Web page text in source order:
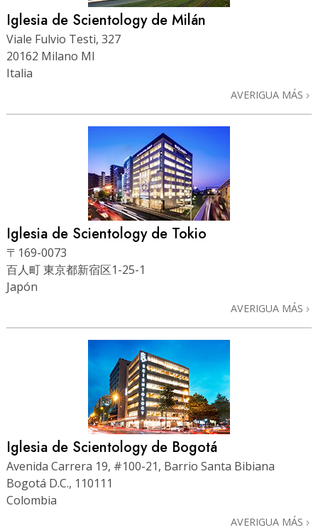
Iglesia de Scientology de Milán
Viale Fulvio Testi, 327
20162 Milano MI
Italia
AVERIGUA MÁS
Iglesia de Scientology de Tokio
〒169-0073
百人町 東京都新宿区1-25-1
Japón
AVERIGUA MÁS
Iglesia de Scientology de Bogotá
Avenida Carrera 19, #100-21, Barrio Santa Bibiana
Bogotá D.C., 110111
Colombia
AVERIGUA MÁS